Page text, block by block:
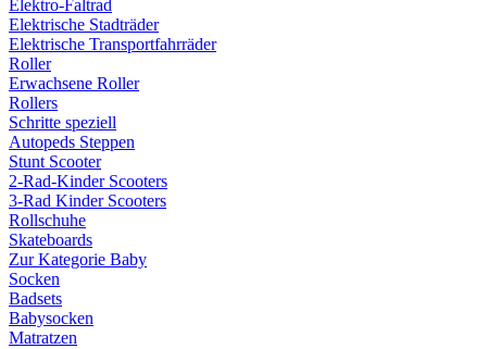
Elektro-Faltrad
Elektrische Stadträder
Elektrische Transportfahrräder
Roller
Erwachsene Roller
Rollers
Schritte speziell
Autopeds Steppen
Stunt Scooter
2-Rad-Kinder Scooters
3-Rad Kinder Scooters
Rollschuhe
Skateboards
Zur Kategorie Baby
Socken
Badsets
Babysocken
Matratzen